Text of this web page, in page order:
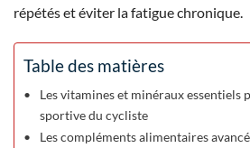
répétés et éviter la fatigue chronique.
Table des matières
Les vitamines et minéraux essentiels
sportive du cycliste
Les compléments alimentaires